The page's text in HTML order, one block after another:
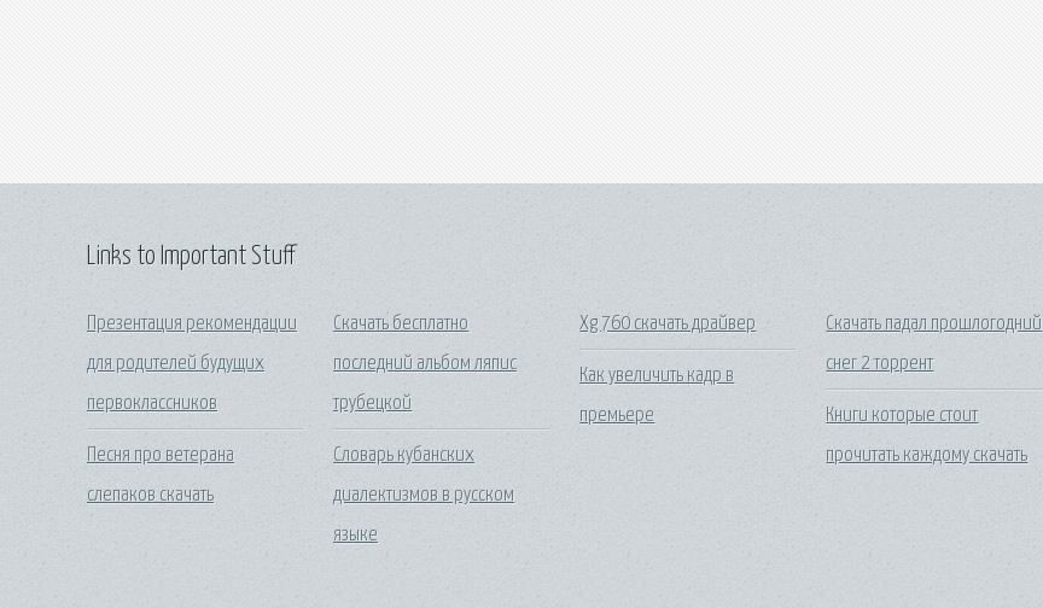
Links to Important Stuff
Презентация рекомендации
для родителей будущих
первоклассников
Песня про ветерана
слепаков скачать
Скачать бесплатно
последний альбом ляпис
трубецкой
Словарь кубанских
диалектизмов в русском
языке
Xg 760 скачать драйвер
Как увеличить кадр в
премьере
Скачать падал прошлогодний
снег 2 торрент
Книги которые стоит
прочитать каждому скачать